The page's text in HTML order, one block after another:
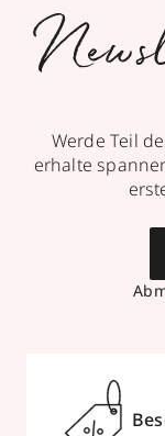
Werde Teil
erhalte